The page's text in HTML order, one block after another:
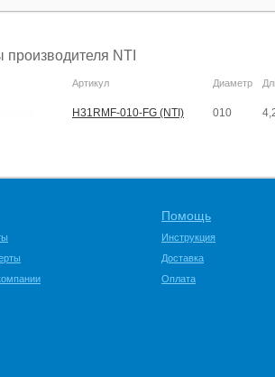
NTI
Артикул Диаметр
H31RMF-010-FG (NTI) 010
Помощь
Инструкция
Доставка
Оплата